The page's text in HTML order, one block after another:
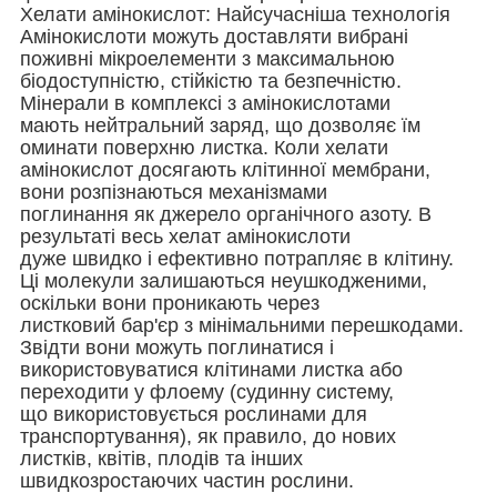
Хелати амінокислот: Найсучасніша технологія
Амінокислоти можуть доставляти вибрані
поживні мікроелементи з максимальною
біодоступністю, стійкістю та безпечністю.
Мінерали в комплексі з амінокислотами
мають нейтральний заряд, що дозволяє їм
оминати поверхню листка. Коли хелати
амінокислот досягають клітинної мембрани,
вони розпізнаються механізмами
поглинання як джерело органічного азоту. В
результаті весь хелат амінокислоти
дуже швидко і ефективно потрапляє в клітину.
Ці молекули залишаються неушкодженими,
оскільки вони проникають через
листковий бар'єр з мінімальними перешкодами.
Звідти вони можуть поглинатися і
використовуватися клітинами листка або
переходити у флоему (судинну систему,
що використовується рослинами для
транспортування), як правило, до нових
листків, квітів, плодів та інших
швидкозростаючих частин рослини.